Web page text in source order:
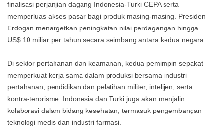
finalisasi perjanjian dagang Indonesia-Turki CEPA serta
memperluas akses pasar bagi produk masing-masing. Presiden
Erdogan menargetkan peningkatan nilai perdagangan hingga
US$ 10 miliar per tahun secara seimbang antara kedua negara.
Di sektor pertahanan dan keamanan, kedua pemimpin sepakat
memperkuat kerja sama dalam produksi bersama industri
pertahanan, pendidikan dan pelatihan militer, intelijen, serta
kontra-terorisme. Indonesia dan Turki juga akan menjalin
kolaborasi dalam bidang kesehatan, termasuk pengembangan
teknologi medis dan industri farmasi.